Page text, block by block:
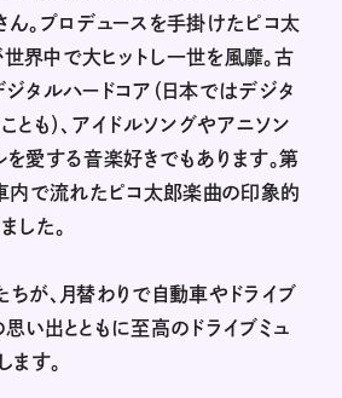
。プロデュースを手掛けたピコ太
世界中で大ヒットし一世を風靡。古
タルハードコア（日本ではデジタ
とも）、アイドルソングやアニソン
愛する音楽好きでもあります。第
内で流れたピコ太郎楽曲の印象的
した。
が、月替わりで自動車やドライブ
い出とともに至高のドライブミュ
ます。